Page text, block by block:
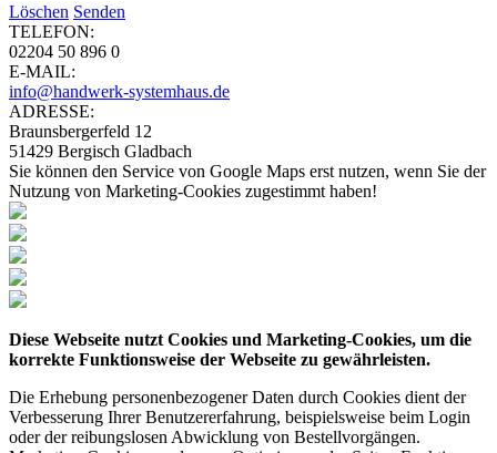
Löschen Senden
TELEFON:
02204 50 896 0
E-MAIL:
info@handwerk-systemhaus.de
ADRESSE:
Braunsbergerfeld 12
51429 Bergisch Gladbach
Sie können den Service von Google Maps erst nutzen, wenn Sie der
Nutzung von Marketing-Cookies zugestimmt haben!
Diese Webseite nutzt Cookies und Marketing-Cookies, um die
korrekte Funktionsweise der Webseite zu gewährleisten.
Die Erhebung personenbezogener Daten durch Cookies dient der
Verbesserung Ihrer Benutzererfahrung, beispielsweise beim Login
oder der reibungslosen Abwicklung von Bestellvorgängen.